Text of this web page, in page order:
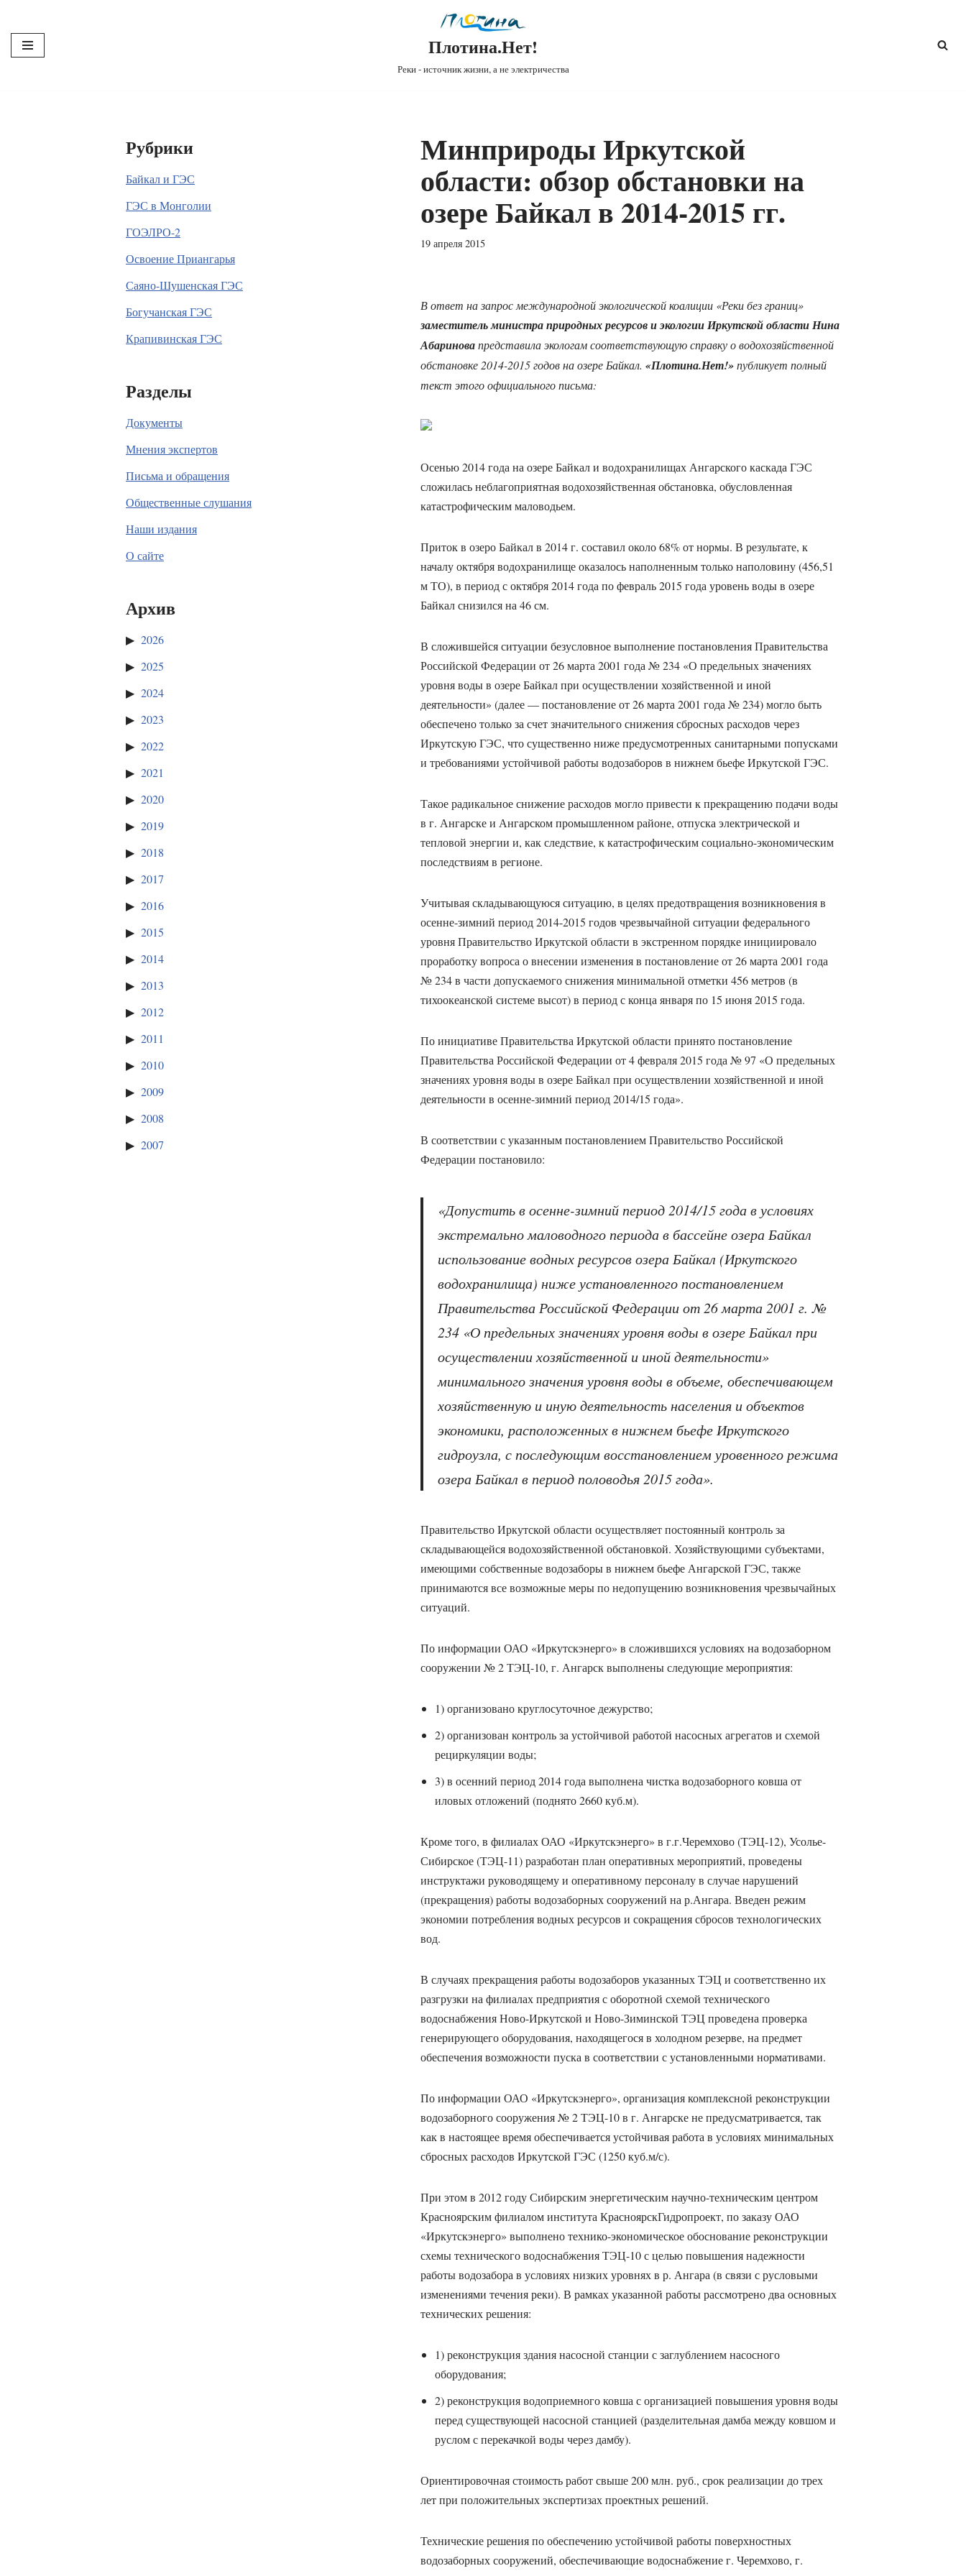
Перейти
к
Плотина.Нет!
Реки - источник жизни, а не электричества
Рубрики
Байкал и ГЭС
ГЭС в Монголии
ГОЭЛРО-2
Освоение Приангарья
Саяно-Шушенская ГЭС
Богучанская ГЭС
Крапивинская ГЭС
Разделы
Документы
Мнения экспертов
Письма и обращения
Общественные слушания
Наши издания
О сайте
Архив
2026
2025
2024
2023
2022
2021
2020
2019
2018
2017
2016
2015
2014
2013
2012
2011
2010
2009
2008
2007
Минприроды Иркутской
области: обзор обстановки на
озере Байкал в 2014-2015 гг.
19 апреля 2015
В ответ на запрос международной экологической коалиции «Реки без границ»
заместитель министра природных ресурсов и экологии Иркутской области Нина
Абариновапредставила экологам соответствующую справку о водохозяйственной
обстановке 2014-2015 годов на озере Байкал. «Плотина.Нет!»публикует полный
текст этого официального письма:
Осенью 2014 года на озере Байкал и водохранилищах Ангарского каскада ГЭС
сложилась неблагоприятная водохозяйственная обстановка, обусловленная
катастрофическим маловодьем.
Приток в озеро Байкал в 2014 г. составил около 68% от нормы. В результате, к
началу октября водохранилище оказалось наполненным только наполовину (456,51
м ТО), в период с октября 2014 года по февраль 2015 года уровень воды в озере
Байкал снизился на 46 см.
В сложившейся ситуации безусловное выполнение постановления Правительства
Российской Федерации от 26 марта 2001 года № 234 «О предельных значениях
уровня воды в озере Байкал при осуществлении хозяйственной и иной
деятельности» (далее — постановление от 26 марта 2001 года № 234) могло быть
обеспечено только за счет значительного снижения сбросных расходов через
Иркутскую ГЭС, что существенно ниже предусмотренных санитарными попусками
и требованиями устойчивой работы водозаборов в нижнем бьефе Иркутской ГЭС.
Такое радикальное снижение расходов могло привести к прекращению подачи воды
в г. Ангарске и Ангарском промышленном районе, отпуска электрической и
тепловой энергии и, как следствие, к катастрофическим социально-экономическим
последствиям в регионе.
Учитывая складывающуюся ситуацию, в целях предотвращения возникновения в
осенне-зимний период 2014-2015 годов чрезвычайной ситуации федерального
уровня Правительство Иркутской области в экстренном порядке инициировало
проработку вопроса о внесении изменения в постановление от 26 марта 2001 года
№ 234 в части допускаемого снижения минимальной отметки 456 метров (в
тихоокеанской системе высот) в период с конца января по 15 июня 2015 года.
По инициативе Правительства Иркутской области принято постановление
Правительства Российской Федерации от 4 февраля 2015 года № 97 «О предельных
значениях уровня воды в озере Байкал при осуществлении хозяйственной и иной
деятельности в осенне-зимний период 2014/15 года».
В соответствии с указанным постановлением Правительство Российской
Федерации постановило:
«Допустить в осенне-зимний период 2014/15 года в условиях
экстремально маловодного периода в бассейне озера Байкал
использование водных ресурсов озера Байкал (Иркутского
водохранилища) ниже установленного постановлением
Правительства Российской Федерации от 26 марта 2001 г. №
234 «О предельных значениях уровня воды в озере Байкал при
осуществлении хозяйственной и иной деятельности»
минимального значения уровня воды в объеме, обеспечивающем
хозяйственную и иную деятельность населения и объектов
экономики, расположенных в нижнем бьефе Иркутского
гидроузла, с последующим восстановлением уровенного режима
озера Байкал в период половодья 2015 года».
Правительство Иркутской области осуществляет постоянный контроль за
складывающейся водохозяйственной обстановкой. Хозяйствующими субъектами,
имеющими собственные водозаборы в нижнем бьефе Ангарской ГЭС, также
принимаются все возможные меры по недопущению возникновения чрезвычайных
ситуаций.
По информации ОАО «Иркутскэнерго» в сложившихся условиях на водозаборном
сооружении № 2 ТЭЦ-10, г. Ангарск выполнены следующие мероприятия:
1) организовано круглосуточное дежурство;
2) организован контроль за устойчивой работой насосных агрегатов и схемой
рециркуляции воды;
3) в осенний период 2014 года выполнена чистка водозаборного ковша от
иловых отложений (поднято 2660 куб.м).
Кроме того, в филиалах ОАО «Иркутскэнерго» в г.г.Черемхово (ТЭЦ-12), Усолье-
Сибирское (ТЭЦ-11) разработан план оперативных мероприятий, проведены
инструктажи руководящему и оперативному персоналу в случае нарушений
(прекращения) работы водозаборных сооружений на р.Ангара. Введен режим
экономии потребления водных ресурсов и сокращения сбросов технологических
вод.
В случаях прекращения работы водозаборов указанных ТЭЦ и соответственно их
разгрузки на филиалах предприятия с оборотной схемой технического
водоснабжения Ново-Иркутской и Ново-Зиминской ТЭЦ проведена проверка
генерирующего оборудования, находящегося в холодном резерве, на предмет
обеспечения возможности пуска в соответствии с установленными нормативами.
По информации ОАО «Иркутскэнерго», организация комплексной реконструкции
водозаборного сооружения № 2 ТЭЦ-10 в г. Ангарске не предусматривается, так
как в настоящее время обеспечивается устойчивая работа в условиях минимальных
сбросных расходов Иркутской ГЭС (1250 куб.м/с).
При этом в 2012 году Сибирским энергетическим научно-техническим центром
Красноярским филиалом института КрасноярскГидропроект, по заказу ОАО
«Иркутскэнерго» выполнено технико-экономическое обоснование реконструкции
схемы технического водоснабжения ТЭЦ-10 с целью повышения надежности
работы водозабора в условиях низких уровнях в р. Ангара (в связи с русловыми
изменениями течения реки). В рамках указанной работы рассмотрено два основных
технических решения:
1) реконструкция здания насосной станции с заглублением насосного
оборудования;
2) реконструкция водоприемного ковша с организацией повышения уровня воды
перед существующей насосной станцией (разделительная дамба между ковшом и
руслом с перекачкой воды через дамбу).
Ориентировочная стоимость работ свыше 200 млн. руб., срок реализации до трех
лет при положительных экспертизах проектных решений.
Технические решения по обеспечению устойчивой работы поверхностных
водозаборных сооружений, обеспечивающие водоснабжение г. Черемхово, г.